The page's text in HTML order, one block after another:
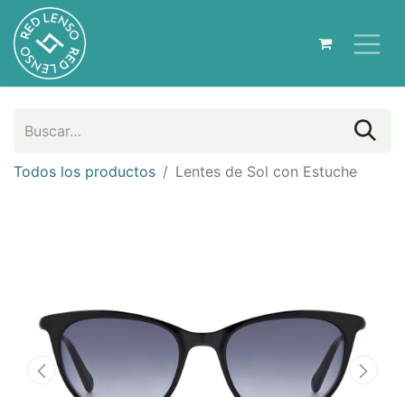
Todos los productos Lentes de Sol con Estuche